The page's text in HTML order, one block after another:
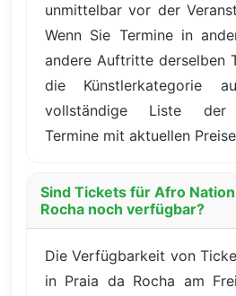
unmittelbar vor der
Wenn Sie Termine in
andere Auftritte derselben
die Künstlerkategorie
vollständige Liste der
Termine mit aktuellen
Sind Tickets für Afro Nation
Rocha noch verfügbar?
Die Verfügbarkeit von
in Praia da Rocha am